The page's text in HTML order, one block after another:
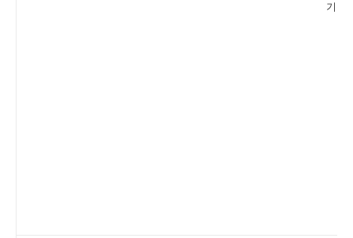
기주